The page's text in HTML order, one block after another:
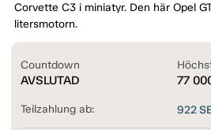
Corvette C3 i miniatyr. Den här Opel
litersmotorn.
Countdown
AVSLUTAD 77
Teilzahlung ab: 922